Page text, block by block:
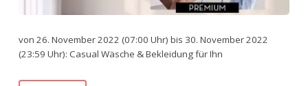
von 26. November 2022 (07:00 Uhr) bis 30. November 2022
(23:59 Uhr): Casual Wäsche & Bekleidung für Ihn